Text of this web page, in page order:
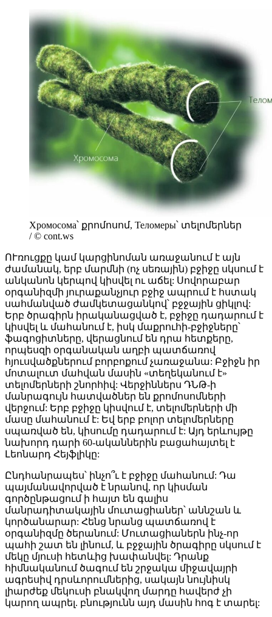
Хромосома՝ քրոմոսոմ, Теломеры՝ տելոմերներ
/ © cont.ws
ՈՒռուցքը կամ կարցինոման առաջանում է այն
ժամանակ, երբ մարմնի (ոչ սեռային) բջիջը սկսում է
անկանոն կերպով կիսվել ու աճել: Սովորաբար
օրգանիզմի յուրաքանչյուր բջիջ ապրում է հստակ
սահմանված ժամկետացանկով՝ բջջային ցիկլով:
Երբ ծրագիրն իրականացված է, բջիջը դադարում է
կիսվել և մահանում է, իսկ մաքրուհի-բջիջները՝
ֆագոցիտները, վերացնում են դրա հետքերը,
որպեսզի օրգանական աղբի պատճառով
հյուսվածքներում բորբոքում չառաջանա: Բջիջն իր
մոտալուտ մահվան մասին «տեղեկանում է»
տելոմերների շնորհիվ: Վերջիններս ԴՆԹ-ի
մանրագույն հատվածներ են քրոմոսոմների
վերջում: Երբ բջիջը կիսվում է, տելոմերների մի
մասը մահանում է: Եվ երբ բոլոր տելոմերները
սպառված են, կիսումը դադարում է: Այդ երևույթը
նախորդ դարի 60-ականներին բացահայտել է
Լեոնարդ Հեյֆլիկը:
Ընդհանրապես՝ ինչո՞ւ է բջիջը մահանում: Դա
պայմանավորված է նրանով, որ կիսման
գործընթացում ի հայտ են գալիս
մանրադիտակային մուտացիաներ՝ աննշան և
կործանարար: Հենց նրանց պատճառով է
օրգանիզմը ծերանում: Մուտացիաներն ինչ-որ
պահի շատ են լինում, և բջջային ծրագիրը սկսում է
մեկը մյուսի հետևից խափանվել: Դրանք
հիմնականում ծագում են շրջակա միջավայրի
ագրեսիվ դրսևորումներից, սակայն նույնիսկ
լիարժեք մեկուսի բնակվող մարդը հավերժ չի
կարող ապրել. բնությունն այդ մասին հոգ է տարել: